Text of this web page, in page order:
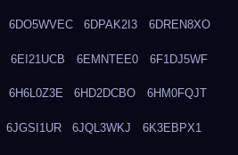
6DO5WVEC 6DPAK2I3 6DREN8XO
6EI21UCB 6EMNTEE0 6F1DJ5WF
6H6L0Z3E 6HD2DCBO 6HM0FQJT
6JGSI1UR 6JQL3WKJ 6K3EBPX1